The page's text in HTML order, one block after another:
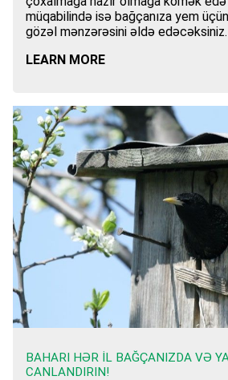
müqabilində isə bağçanıza yem
gözəl mənzərəsini əldə edəcəksiniz.
LEARN MORE
BAHARI HƏR IL BAĞÇANIZDA VƏ
CANLANDIRIN!